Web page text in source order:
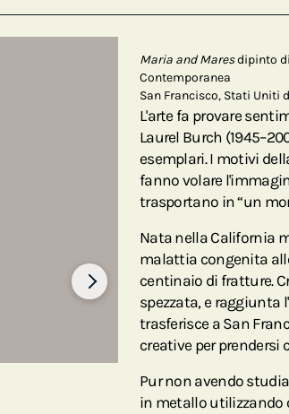
Maria and Maresdipinto
Contemporanea
San Francisco, Stati Uniti
L'arte fa provare
Laurel Burch
esemplari. I motivi
fanno volare
trasportano in “un
Nata nella California
malattia congenita
centinaio di fratture.
spezzata, e raggiunta
trasferisce a San
creative per
Pur non avendo
in metallo utilizzando